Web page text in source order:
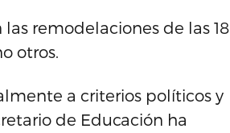
remodelaciones de las 18
otros.
a criterios políticos y
de Educación ha